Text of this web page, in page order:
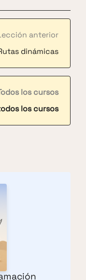
anterior
dinámicas
los cursos
los cursos